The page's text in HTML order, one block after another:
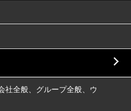
社全般、グループ全般、ウ